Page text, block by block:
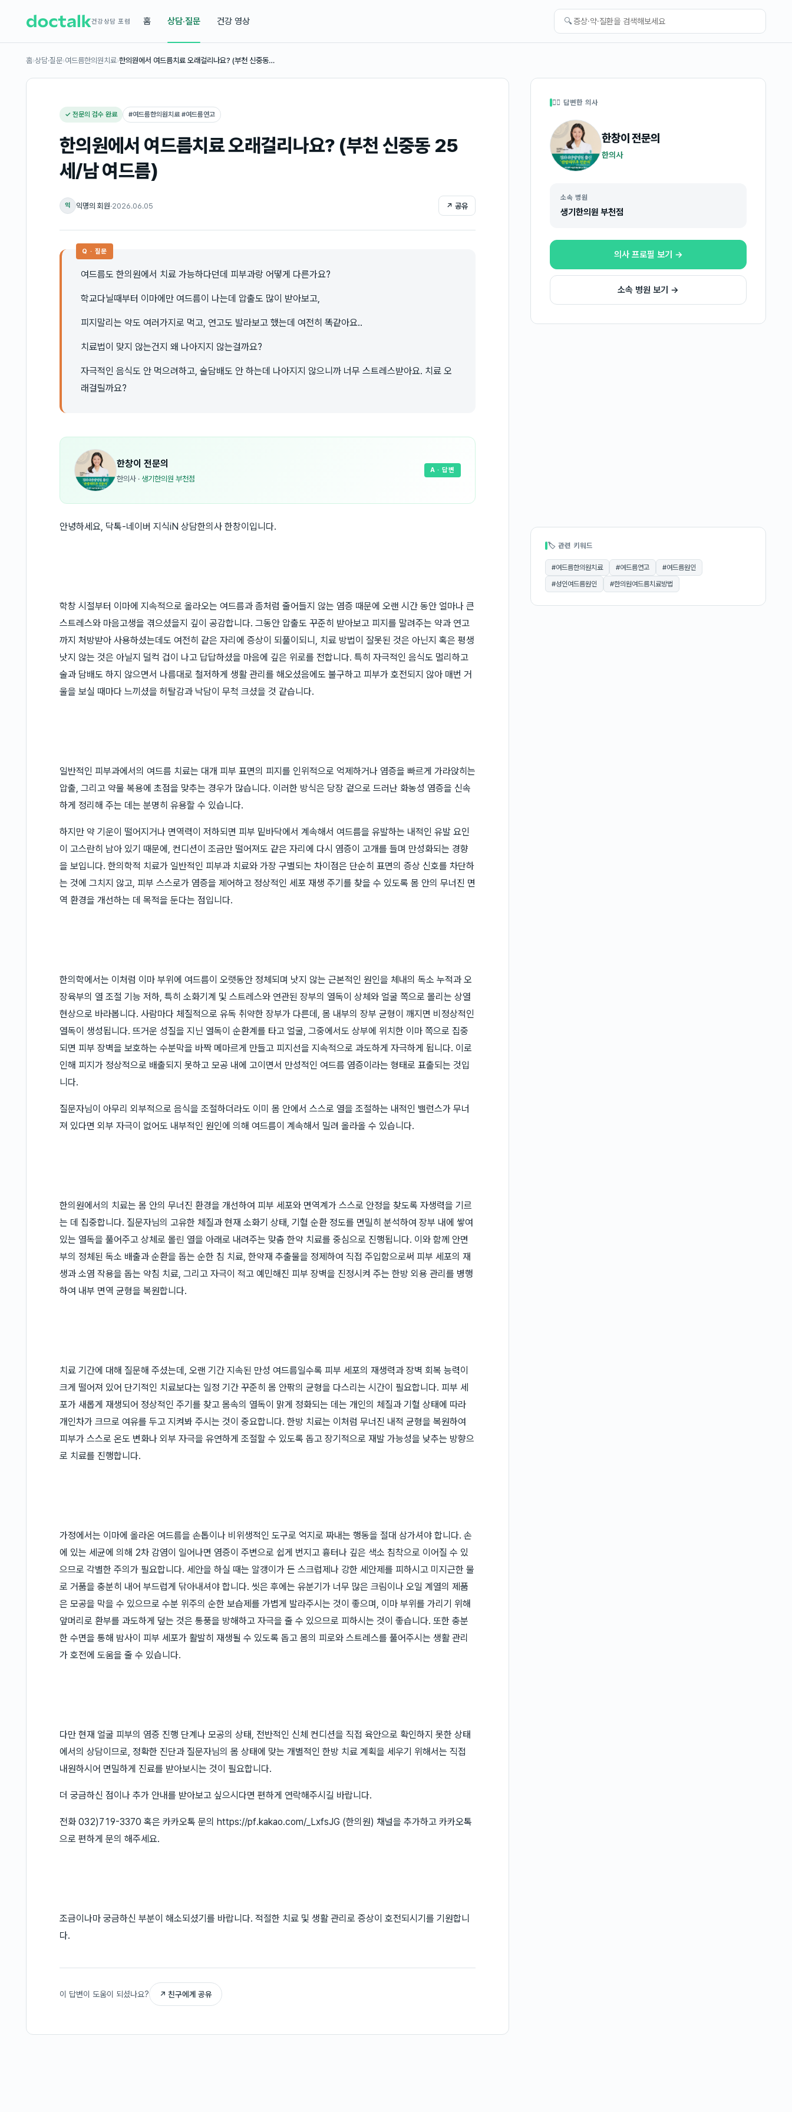
건강상담 포럼 홈 상담·질문 건강 영상 🔍
홈›상담·질문›여드름한의원치료›한의원에서 여드름치료 오래걸리나요? (부천 신중동…
✓ 전문의 검수 완료 #여드름한의원치료 #여드름연고
한의원에서 여드름치료 오래걸리나요? (부천 신중동 25
세/남 여드름)
익 익명의 회원·2026.06.05 ↗ 공유
Q · 질문
여드름도 한의원에서 치료 가능하다던데 피부과랑 어떻게 다른가요?
학교다닐때부터 이마에만 여드름이 나는데 압출도 많이 받아보고,
피지말리는 약도 여러가지로 먹고, 연고도 발라보고 했는데 여전히 똑같아요..
치료법이 맞지 않는건지 왜 나아지지 않는걸까요?
자극적인 음식도 안 먹으려하고, 술담배도 안 하는데 나아지지 않으니까 너무 스트레스받아요. 치료 오
래걸릴까요?
한창이 전문의
한의사 · 생기한의원 부천점
A · 답변
안녕하세요, 닥톡-네이버 지식iN 상담한의사 한창이입니다.
학창 시절부터 이마에 지속적으로 올라오는 여드름과 좀처럼 줄어들지 않는 염증 때문에 오랜 시간 동안 얼마나 큰
스트레스와 마음고생을 겪으셨을지 깊이 공감합니다. 그동안 압출도 꾸준히 받아보고 피지를 말려주는 약과 연고
까지 처방받아 사용하셨는데도 여전히 같은 자리에 증상이 되풀이되니, 치료 방법이 잘못된 것은 아닌지 혹은 평생
낫지 않는 것은 아닐지 덜컥 겁이 나고 답답하셨을 마음에 깊은 위로를 전합니다. 특히 자극적인 음식도 멀리하고
술과 담배도 하지 않으면서 나름대로 철저하게 생활 관리를 해오셨음에도 불구하고 피부가 호전되지 않아 매번 거
울을 보실 때마다 느끼셨을 허탈감과 낙담이 무척 크셨을 것 같습니다.
일반적인 피부과에서의 여드름 치료는 대개 피부 표면의 피지를 인위적으로 억제하거나 염증을 빠르게 가라앉히는
압출, 그리고 약물 복용에 초점을 맞추는 경우가 많습니다. 이러한 방식은 당장 겉으로 드러난 화농성 염증을 신속
하게 정리해 주는 데는 분명히 유용할 수 있습니다.
하지만 약 기운이 떨어지거나 면역력이 저하되면 피부 밑바닥에서 계속해서 여드름을 유발하는 내적인 유발 요인
이 고스란히 남아 있기 때문에, 컨디션이 조금만 떨어져도 같은 자리에 다시 염증이 고개를 들며 만성화되는 경향
을 보입니다. 한의학적 치료가 일반적인 피부과 치료와 가장 구별되는 차이점은 단순히 표면의 증상 신호를 차단하
는 것에 그치지 않고, 피부 스스로가 염증을 제어하고 정상적인 세포 재생 주기를 찾을 수 있도록 몸 안의 무너진 면
역 환경을 개선하는 데 목적을 둔다는 점입니다.
한의학에서는 이처럼 이마 부위에 여드름이 오랫동안 정체되며 낫지 않는 근본적인 원인을 체내의 독소 누적과 오
장육부의 열 조절 기능 저하, 특히 소화기계 및 스트레스와 연관된 장부의 열독이 상체와 얼굴 쪽으로 몰리는 상열
현상으로 바라봅니다. 사람마다 체질적으로 유독 취약한 장부가 다른데, 몸 내부의 장부 균형이 깨지면 비정상적인
열독이 생성됩니다. 뜨거운 성질을 지닌 열독이 순환계를 타고 얼굴, 그중에서도 상부에 위치한 이마 쪽으로 집중
되면 피부 장벽을 보호하는 수분막을 바짝 메마르게 만들고 피지선을 지속적으로 과도하게 자극하게 됩니다. 이로
인해 피지가 정상적으로 배출되지 못하고 모공 내에 고이면서 만성적인 여드름 염증이라는 형태로 표출되는 것입
니다.
질문자님이 아무리 외부적으로 음식을 조절하더라도 이미 몸 안에서 스스로 열을 조절하는 내적인 밸런스가 무너
져 있다면 외부 자극이 없어도 내부적인 원인에 의해 여드름이 계속해서 밀려 올라올 수 있습니다.
한의원에서의 치료는 몸 안의 무너진 환경을 개선하여 피부 세포와 면역계가 스스로 안정을 찾도록 자생력을 기르
는 데 집중합니다. 질문자님의 고유한 체질과 현재 소화기 상태, 기혈 순환 정도를 면밀히 분석하여 장부 내에 쌓여
있는 열독을 풀어주고 상체로 몰린 열을 아래로 내려주는 맞춤 한약 치료를 중심으로 진행됩니다. 이와 함께 안면
부의 정체된 독소 배출과 순환을 돕는 순한 침 치료, 한약재 추출물을 정제하여 직접 주입함으로써 피부 세포의 재
생과 소염 작용을 돕는 약침 치료, 그리고 자극이 적고 예민해진 피부 장벽을 진정시켜 주는 한방 외용 관리를 병행
하여 내부 면역 균형을 복원합니다.
치료 기간에 대해 질문해 주셨는데, 오랜 기간 지속된 만성 여드름일수록 피부 세포의 재생력과 장벽 회복 능력이
크게 떨어져 있어 단기적인 치료보다는 일정 기간 꾸준히 몸 안팎의 균형을 다스리는 시간이 필요합니다. 피부 세
포가 새롭게 재생되어 정상적인 주기를 찾고 몸속의 열독이 맑게 정화되는 데는 개인의 체질과 기혈 상태에 따라
개인차가 크므로 여유를 두고 지켜봐 주시는 것이 중요합니다. 한방 치료는 이처럼 무너진 내적 균형을 복원하여
피부가 스스로 온도 변화나 외부 자극을 유연하게 조절할 수 있도록 돕고 장기적으로 재발 가능성을 낮추는 방향으
로 치료를 진행합니다.
가정에서는 이마에 올라온 여드름을 손톱이나 비위생적인 도구로 억지로 짜내는 행동을 절대 삼가셔야 합니다. 손
에 있는 세균에 의해 2차 감염이 일어나면 염증이 주변으로 쉽게 번지고 흉터나 깊은 색소 침착으로 이어질 수 있
으므로 각별한 주의가 필요합니다. 세안을 하실 때는 알갱이가 든 스크럽제나 강한 세안제를 피하시고 미지근한 물
로 거품을 충분히 내어 부드럽게 닦아내셔야 합니다. 씻은 후에는 유분기가 너무 많은 크림이나 오일 계열의 제품
은 모공을 막을 수 있으므로 수분 위주의 순한 보습제를 가볍게 발라주시는 것이 좋으며, 이마 부위를 가리기 위해
앞머리로 환부를 과도하게 덮는 것은 통풍을 방해하고 자극을 줄 수 있으므로 피하시는 것이 좋습니다. 또한 충분
한 수면을 통해 밤사이 피부 세포가 활발히 재생될 수 있도록 돕고 몸의 피로와 스트레스를 풀어주시는 생활 관리
가 호전에 도움을 줄 수 있습니다.
다만 현재 얼굴 피부의 염증 진행 단계나 모공의 상태, 전반적인 신체 컨디션을 직접 육안으로 확인하지 못한 상태
에서의 상담이므로, 정확한 진단과 질문자님의 몸 상태에 맞는 개별적인 한방 치료 계획을 세우기 위해서는 직접
내원하시어 면밀하게 진료를 받아보시는 것이 필요합니다.
더 궁금하신 점이나 추가 안내를 받아보고 싶으시다면 편하게 연락해주시길 바랍니다.
전화 032)719-3370 혹은 카카오톡 문의 https://pf.kakao.com/_LxfsJG (한의원) 채널을 추가하고 카카오톡
으로 편하게 문의 해주세요.
조금이나마 궁금하신 부분이 해소되셨기를 바랍니다. 적절한 치료 및 생활 관리로 증상이 호전되시기를 기원합니
다.
이 답변이 도움이 되셨나요? ↗ 친구에게 공유
👩‍⚕️ 답변한 의사
한창이전문의
한의사
소속 병원
생기한의원 부천점
의사 프로필 보기 →
소속 병원 보기 →
🏷 관련 키워드
#여드름한의원치료 #여드름연고 #여드름원인
#성인여드름원인 #한의원여드름치료방법